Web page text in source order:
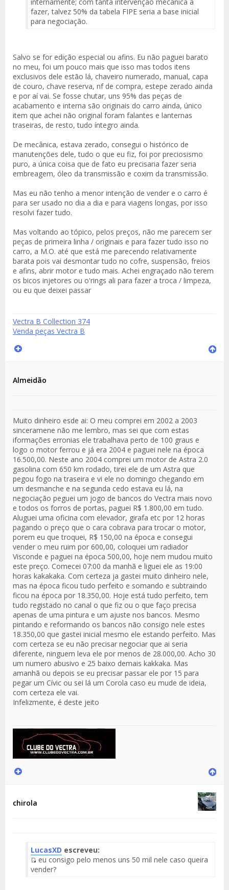
fazer, talvez 50% da tabela FIPE seria a base inicial
para negociação.
Salvo se for edição especial ou afins. Eu não paguei barato
no meu, foi um pouco mais que isso mas todos itens
exclusivos dele estão lá, chaveiro numerado, manual, capa
de couro, chave reserva, nf de compra, estepe zerado ainda
e por aí vai. Se fosse chutar, uns 95% das peças de
acabamento e interna são originais do carro ainda, único
item que achei não original foram falantes e lanternas
traseiras, de resto, tudo íntegro ainda.
De mecânica, estava zerado, consegui o histórico de
manutenções dele, tudo o que eu fiz, foi por preciosismo
puro, a única coisa que de fato eu precisaria fazer seria
embreagem, óleo da transmissão e coxim da transmissão.
Mas eu não tenho a menor intenção de vender e o carro é
para ser usado no dia a dia e para viagens longas, por isso
resolvi fazer tudo.
Mas voltando ao tópico, pelos preços, não me parecem ser
peças de primeira linha / originais e para fazer tudo isso no
carro, a M.O. até que está me parecendo relativamente
barata pois vai desmontar tudo no cofre, suspensão, freios
e afins, abrir motor e tudo mais. Achei engraçado não terem
os bicos injetores ou o'rings ali para fazer a troca / limpeza,
ou eu que deixei passar
Vectra B Collection 374
Venda peças Vectra B
Almeidão
Muito dinheiro esde ai: O meu comprei em 2002 a 2003
sinceramene não me lembro, mas sei que com estas
iformações erronias ele trabalhava perto de 100 graus e
logo o motor ferrou e já era 2004 e paguei nele na época
16.500,00. Neste ano 2004 comprei um motor de Astra 2.0
gasolina com 650 km rodado, tirei ele de um Astra que
pegou fogo na traseira e vi ele no domingo chegando em
um desmanche e na segunda cedo estava eu lá, na
negociação peguei um jogo de bancos do Vectra mais novo
e todos os forros de portas, paguei R$ 1.800,00 em tudo.
Aluguei uma oficina com elevador, girafa etc por 12 horas
pagando o preço que o cara cobrava para trocar o motor,
porem eu que troquei, R$ 150,00 na época e consegui
vender o meu ruim por 600,00, coloquei um radiador
Visconde e paguei na época 500,00, hoje nem mudou muito
este preço. Comecei 07:00 da manhã e liguei ele as 19:00
horas kakakaka. Com certeza ja gastei muito dinheiro nele,
mas na época ficou tudo perfeito e somando e subtraindo
ficou na época por 18.350,00. Hoje está tudo perfeito, tem
tudo registado no canal o que fiz ou o que faço precisa
apenas de uma pintura e um ajuste nos bancos. Mesmo
pintando e reformando os bancos não consigo nele estes
18.350,00 que gastei inicial mesmo ele estando perfeito. Mas
com certeza se eu não precisar negociar que ai seria
diferente, ninguem leva ele por menos de 28.000,00. Acho 30
um numero abusivo e 25 baixo demais kakkaka. Mas
amanhã ou depois se eu precisar passar ele por 15 para
pegar um Cívic ou sei lá um Corola caso eu mude de ideia,
com certeza ele vai.
Infelizmente, é deste jeito
chirola
LucasXD escreveu:
Fuente
eu consigo pelo menos uns 50 mil nele caso queira
vender?